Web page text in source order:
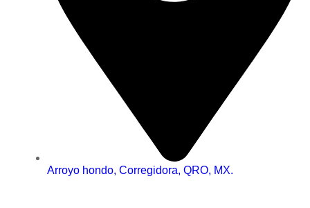
Arroyo hondo, Corregidora, QRO, MX.